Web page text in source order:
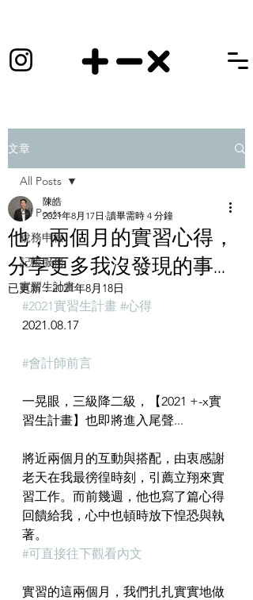
文章
All Posts
稅務申報
記帳服務
實習生計畫
All Posts
他，兩個月的實習心得，
分享更多我沒發現的事...
陳皓
2021年8月17日 讀畢需時 4 分鐘
已更新：2021年8月18日
#2021實習生計畫 #心得
2021.08.17
#會計師前言
一晃眼，三級降二級，【2021 +-x實
習生計畫】也即將進入尾聲...
將近兩個月的互動與搭配，由衷感謝
老天在我最徬徨時刻，引薦立翔來實
習工作。而前幾週，他也寫了篇心得
回饋給我，心中也頓時放下惶恐與執
著。
#可直接往下觀看內文
實習的這兩個月，我們扎扎實實地做